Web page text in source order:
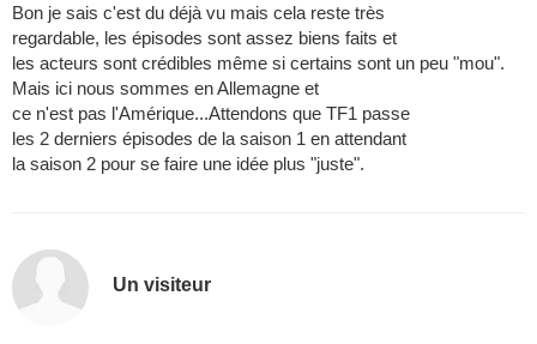
Bon je sais c'est du déjà vu mais cela reste très
regardable, les épisodes sont assez biens faits et
les acteurs sont crédibles même si certains sont un peu "mou".
Mais ici nous sommes en Allemagne et
ce n'est pas l'Amérique...Attendons que TF1 passe
les 2 derniers épisodes de la saison 1 en attendant
la saison 2 pour se faire une idée plus "juste".
Un visiteur